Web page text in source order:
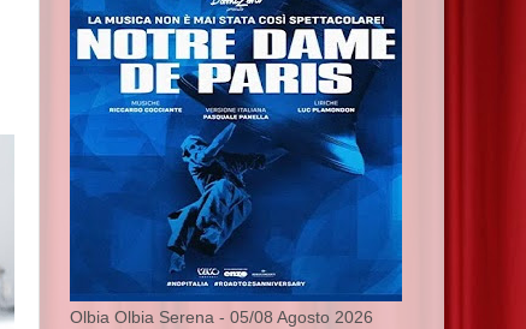
Olbia Olbia Serena - 05/08 Agosto 2026